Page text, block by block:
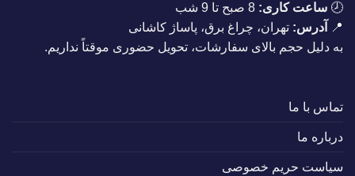
🕗 ساعت کاری:
📍
آدرس: تهران، چراغ برق، پاساژ کاشانی
به دلیل حجم بالای سفارشات، تحویل حضوری موقتاً نداریم.
تماس با ما
درباره ما
سیاست حریم خصوصی